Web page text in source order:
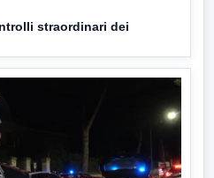
straordinari dei